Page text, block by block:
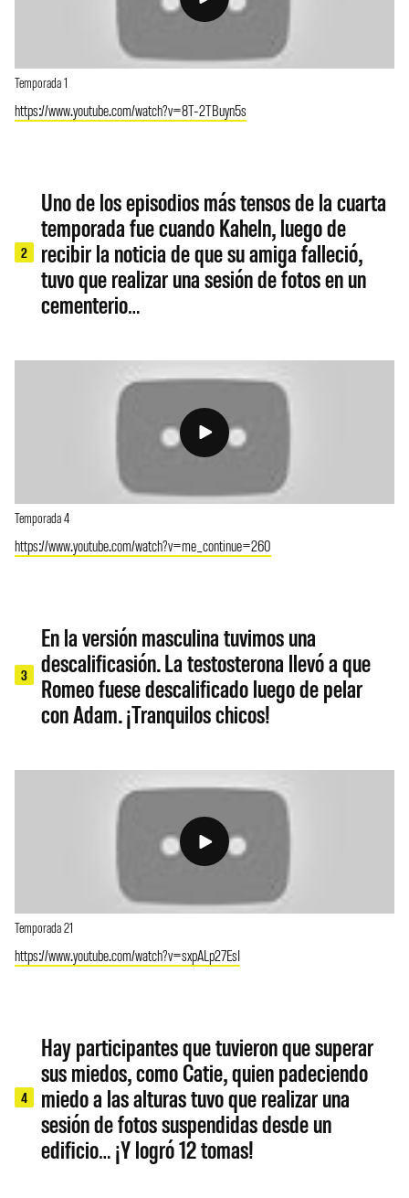
Temporada 1
https://www.youtube.com/watch?v=8T-2TBuyn5s
2
Uno de los episodios más tensos de la cuarta
temporada fue cuando Kaheln, luego de
recibir la noticia de que su amiga falleció,
tuvo que realizar una sesión de fotos en un
cementerio…
Temporada 4
https://www.youtube.com/watch?v=me_continue=260
3
En la versión masculina tuvimos una
descalificasión. La testosterona llevó a que
Romeo fuese descalificado luego de pelar
con Adam. ¡Tranquilos chicos!
Temporada 21
https://www.youtube.com/watch?v=sxpALp27EsI
4
Hay participantes que tuvieron que superar
sus miedos, como Catie, quien padeciendo
miedo a las alturas tuvo que realizar una
sesión de fotos suspendidas desde un
edificio… ¡Y logró 12 tomas!